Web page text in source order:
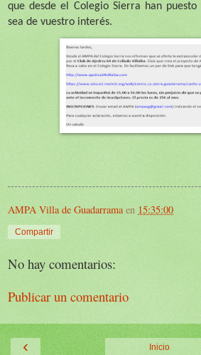
que desde el Colegio Sierra han puesto
sea de vuestro interés.
AMPA Villa de Guadarrama en 15:35:00
Compartir
No hay comentarios:
Publicar un comentario
‹ Inicio